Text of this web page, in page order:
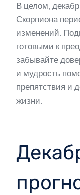
В целом,
Скорпиона
изменений.
готовыми к
забывайте
и мудрость
препятствия и
жизни.